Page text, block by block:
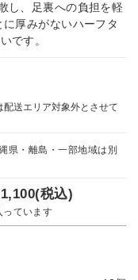
し、足裏への負担を軽
厚みがないハーフタ
です。
送エリア対象外とさせて
県・離島・一部地域は別
(税込)
っています